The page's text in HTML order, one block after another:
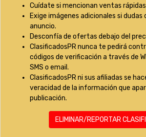
Cuídate si mencionan ventas
Exige imágenes adicionales si dudas
anuncio.
Desconfía de ofertas debajo del
ClasificadosPR nunca te pedirá
códigos de verificación a través de
SMS o email.
ClasificadosPR ni sus afiliadas se
veracidad de la información que
publicación.
ELIMINAR/REPORTAR